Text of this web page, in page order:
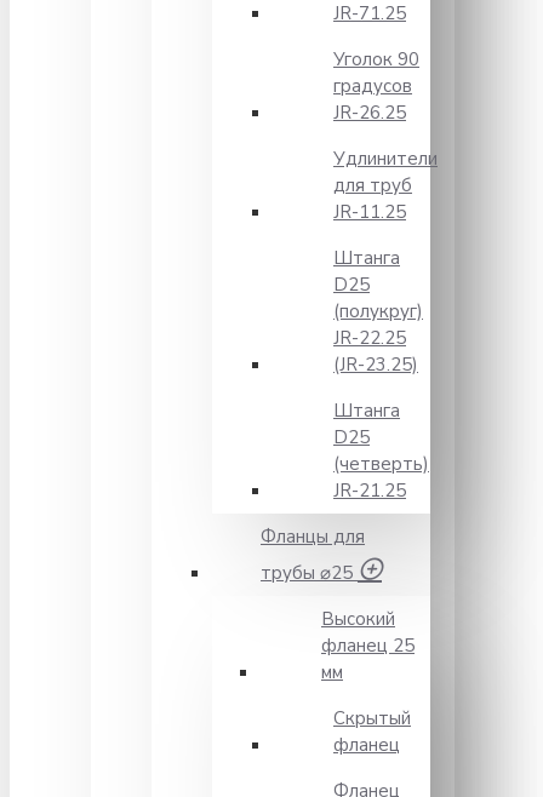
JR-71.25
Уголок 90
градусов
JR-26.25
Удлинители
для труб
JR-11.25
Штанга
D25
(полукруг)
JR-22.25
(JR-23.25)
Штанга
D25
(четверть)
JR-21.25
Фланцы для
трубы ⌀25
Высокий
фланец 25
мм
Скрытый
фланец
Фланец